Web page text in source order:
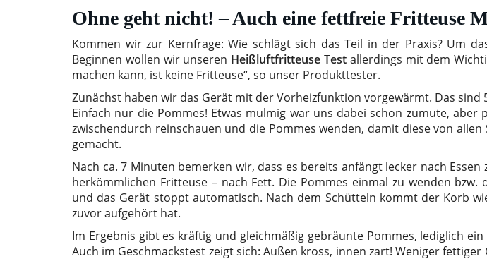
Ohne geht nicht! – Auch eine fettfreie Fritteuse
Kommen wir zur Kernfrage: Wie schlägt sich das Teil in der Praxis? Um
Beginnen wollen wir unseren Heißluftfritteuse Test allerdings mit dem
machen kann, ist keine Fritteuse“, so unser Produkttester.
Zunächst haben wir das Gerät mit der Vorheizfunktion vorgewärmt. Das
Einfach nur die Pommes! Etwas mulmig war uns dabei schon zumute,
zwischendurch reinschauen und die Pommes wenden, damit diese von
gemacht.
Nach ca. 7 Minuten bemerken wir, dass es bereits anfängt lecker nach
herkömmlichen Fritteuse – nach Fett. Die Pommes einmal zu wenden
und das Gerät stoppt automatisch. Nach dem Schütteln kommt der Korb
zuvor aufgehört hat.
Im Ergebnis gibt es kräftig und gleichmäßig gebräunte Pommes, lediglich
Auch im Geschmackstest zeigt sich: Außen kross, innen zart! Weniger